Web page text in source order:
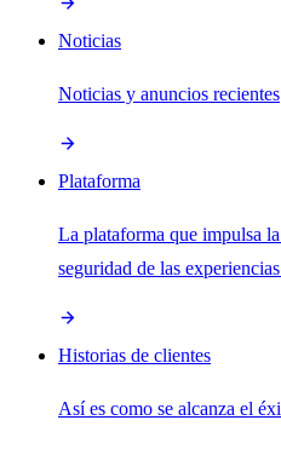
Noticias
Noticias y anuncios recientes
Plataforma
La plataforma que impulsa
seguridad de las
Historias de clientes
Así es como se alcanza el